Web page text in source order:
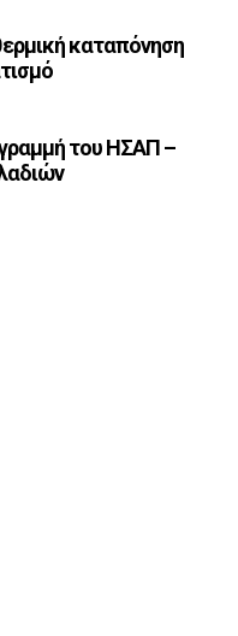
καταπόνηση
του ΗΣΑΠ –